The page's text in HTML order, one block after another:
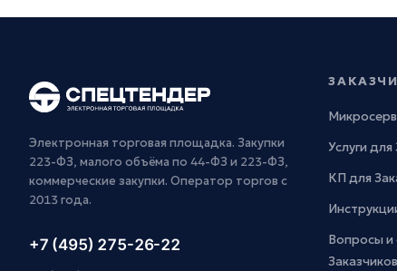
Электронная торговая площадка. Закупки
223-ФЗ, малого объёма по 44-ФЗ и 223-ФЗ,
коммерческие закупки. Оператор торгов с
2013 года.
+7 (495) 275-26-22
Услуги для
КП для
Вопросы и
Заказчиков